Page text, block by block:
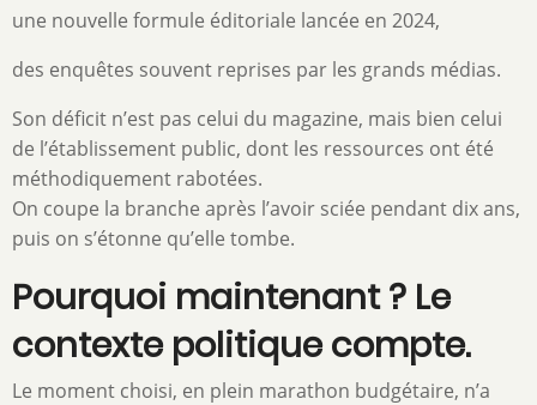
une nouvelle formule éditoriale lancée en 2024,
des enquêtes souvent reprises par les grands médias.
Son déficit n’est pas celui du magazine, mais bien celui
de l’établissement public, dont les ressources ont été
méthodiquement rabotées.
On coupe la branche après l’avoir sciée pendant dix ans,
puis on s’étonne qu’elle tombe.
Pourquoi maintenant ? Le
contexte politique compte.
Le moment choisi, en plein marathon budgétaire, n’a